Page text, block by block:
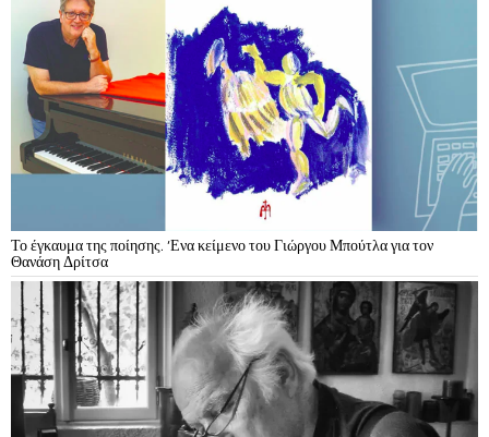
Το έγκαυμα της ποίησης. ‘Ενα κείμενο του Γιώργου Μπούτλα για τον
Θανάση Δρίτσα